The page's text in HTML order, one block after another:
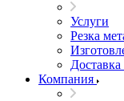
Услуги
Резка
Компания